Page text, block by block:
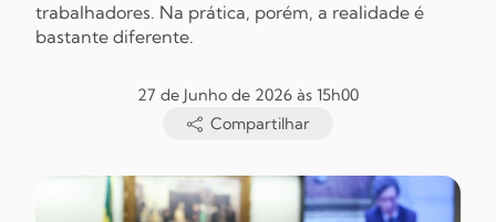
trabalhadores. Na prática, porém, a realidade é
bastante diferente.
27 de Junho de 2026 às 15h00
Compartilhar